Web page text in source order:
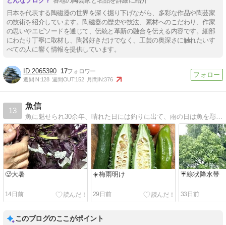
日本を代表する陶磁器の世界を深く掘り下げながら、多彩な作品や陶芸家
の技術を紹介しています。陶磁器の歴史や技法、素材へのこだわり、作家
の思いやエピソードを通じて、伝統と革新の融合を伝える内容です。細部
にわたり丁寧に取材し、陶器好きだけでなく、工芸の奥深さに触れたいす
べての人に響く情報を提供しています。
2065390 17
週間IN:128 週間OUT:152 月間IN:376
13
魚信
魚に魅せられ30余年、晴れた日には釣りに出て、雨の日は魚を彫る。作品と少しの言葉を載せています。
🥵大暑
14日前
☀️梅雨明け
29日前
☔️線状降水帯
33日前
このブログのここがポイント